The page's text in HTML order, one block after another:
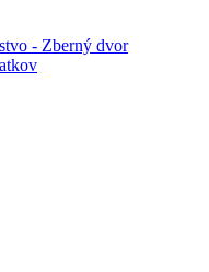
- Zberný dvor